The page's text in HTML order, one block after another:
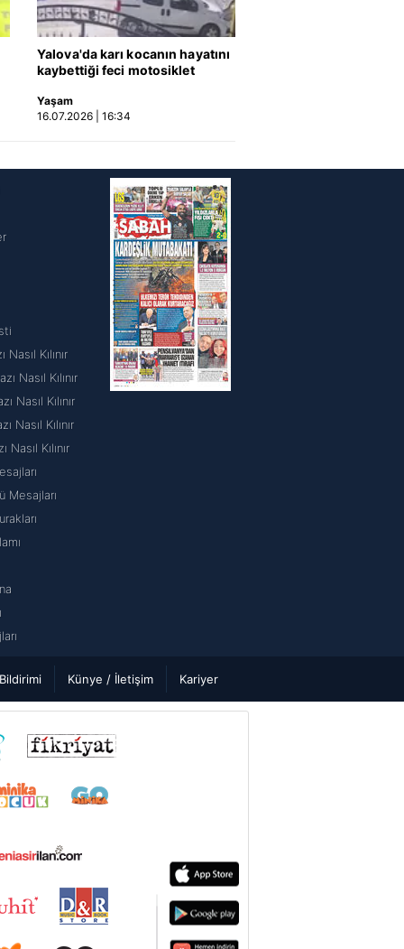
Yalova'da karı kocanın hayatını
kaybettiği feci motosiklet
yansıdı | Video
Yaşam
16.07.2026 | 16:34
Nasıl Kılınır
Nasıl Kılınır
Nasıl Kılınır
Nasıl Kılınır
Nasıl Kılınır
Mesajları
Künye / İletişim Kariyer